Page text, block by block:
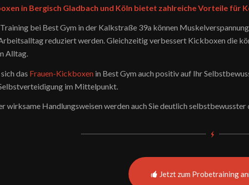
in Bergisch Gladbach und Köln bietet zahlreiche Vorteile für
bei Best Gym in der Kalkstraße 39a können
reduziert werden. Gleichzeitig verbessert Kickboxen die
Alltag.
das Frauen-Kickboxen in Best Gym auch positiv auf Ihr
im Mittelpunkt.
wirksame Handlungsweisen werden auch Sie deutlich selbstbewusster
Jetzt zum Probetraining